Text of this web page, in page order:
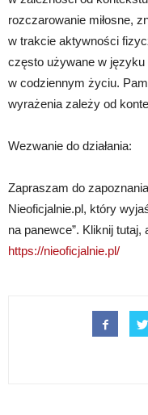
rozczarowanie miłosne,
w trakcie aktywności
często używane w
w codziennym życiu.
wyrażenia zależy od
Wezwanie do działania:
Zapraszam do
Nieoficjalnie.pl, który
na panewce”. Kliknij
https://nieoficjalnie.pl/